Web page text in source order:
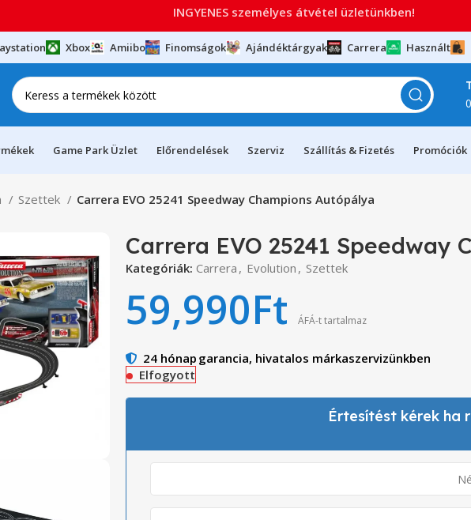
Xbox Amiibo Finomságok Ajándéktárgyak Carrera Használt
Game Park Üzlet Előrendelések Szerviz Szállítás & Fizetés Promóciók
Szettek Carrera EVO 25241 Speedway Champions Autópálya
Carrera EVO 25241 Speedway
Kategóriák: Carrera , Evolution , Szettek
59,990Ft ÁFÁ-t tartalmaz
24 hónap garancia, hivatalos márkaszervizünkben
Elfogyott
Értesítést kérek ha
INGYENES személyes átvétel üzletünkben!